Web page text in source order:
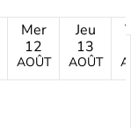
Mer
12
AOÛT
Jeu
13
AOÛT